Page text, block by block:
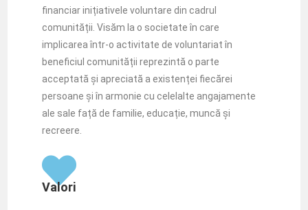
financiar inițiativele voluntare din cadrul
comunității. Visăm la o societate în care
implicarea într-o activitate de voluntariat în
beneficiul comunității reprezintă o parte
acceptată și apreciată a existenței fiecărei
persoane și în armonie cu celelalte angajamente
ale sale față de familie, educație, muncă și
recreere.
Valori